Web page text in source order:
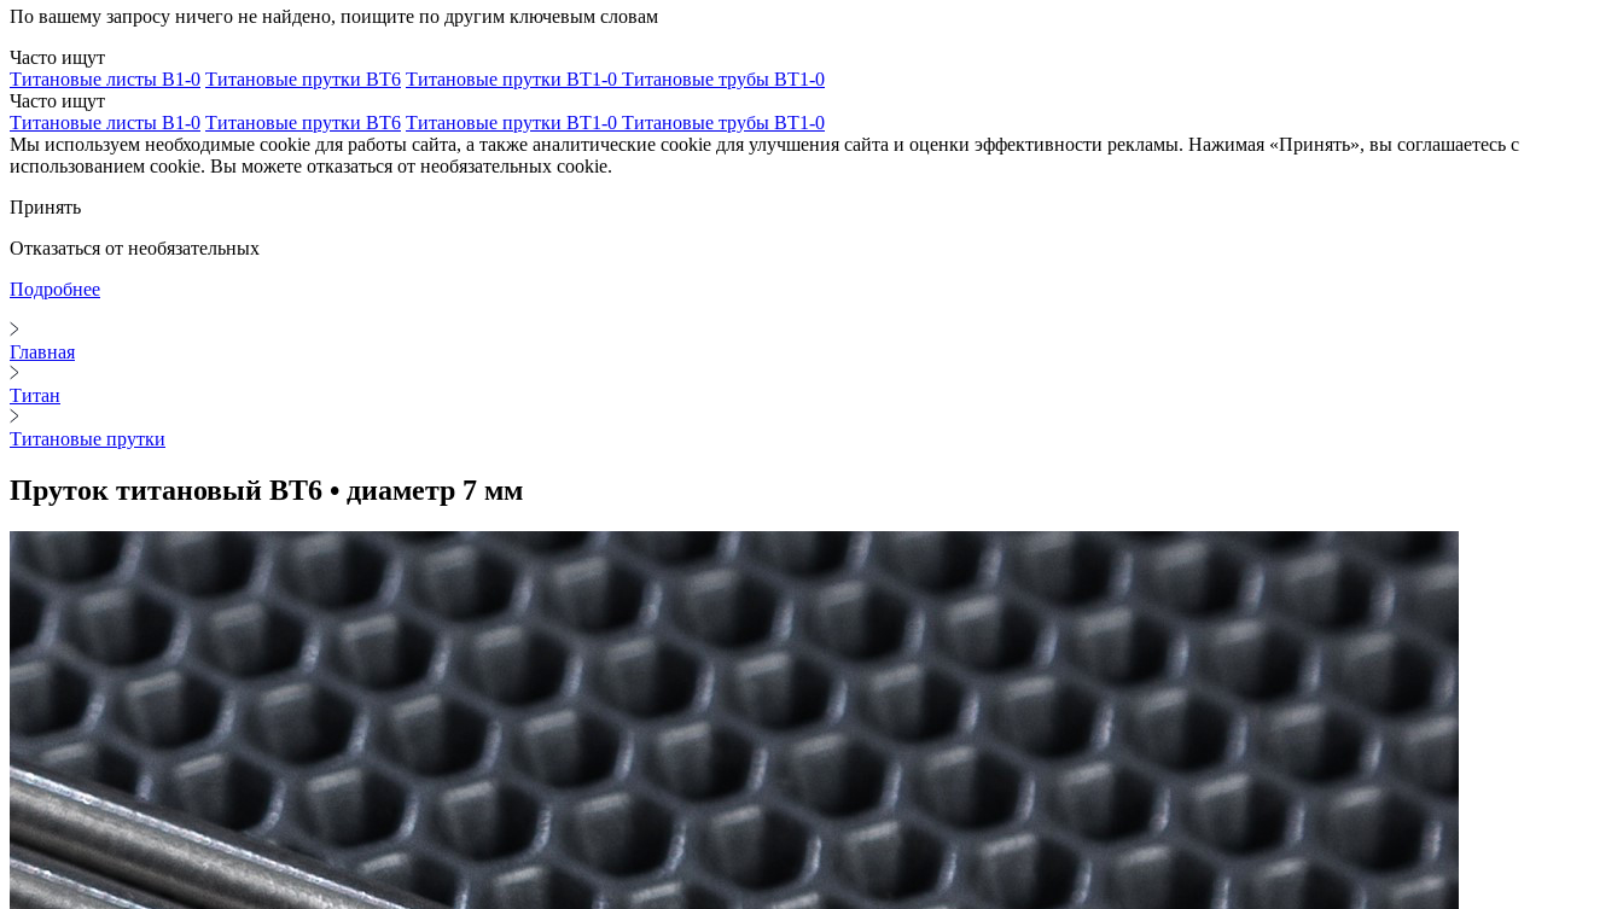
По вашему запросу ничего не найдено, поищите по другим ключевым словам
Часто ищут
Титановые листы В1-0 Титановые прутки ВТ6 Титановые прутки ВТ1-0 Титановые трубы ВТ1-0
Часто ищут
Титановые листы В1-0 Титановые прутки ВТ6 Титановые прутки ВТ1-0 Титановые трубы ВТ1-0
Мы используем необходимые cookie для работы сайта, а также аналитические cookie для улучшения сайта и оценки эффективности рекламы. Нажимая «Принять», вы соглашаетесь с
использованием cookie. Вы можете отказаться от необязательных cookie.
Принять
Отказаться от необязательных
Подробнее
Главная
Титан
Титановые прутки
Пруток титановый ВТ6 • диаметр 7 мм